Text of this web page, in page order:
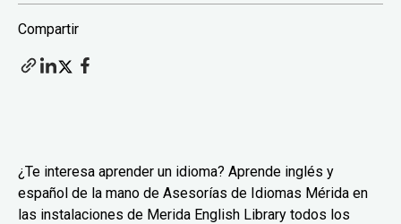
Compartir
¿Te interesa aprender un idioma? Aprende inglés y
español de la mano de Asesorías de Idiomas Mérida en
las instalaciones de Merida English Library todos los